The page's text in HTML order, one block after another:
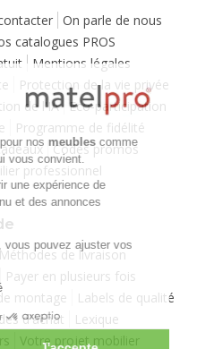
On parle de nous
catalogues PROS
Mentions légales
Protection de la vie privée
de l'IA Eco-participation
Programme de fidélité
Codes promos
professionnel
Méthodes de livraison
Payer en plusieurs fois
montage
Labels de qualité
d'achat
Lexique
Votre projet mobilier
pour nosmeublescomme
qui vous convient.
offrir une expérience de
et des annonces
vous pouvez ajuster vos
par